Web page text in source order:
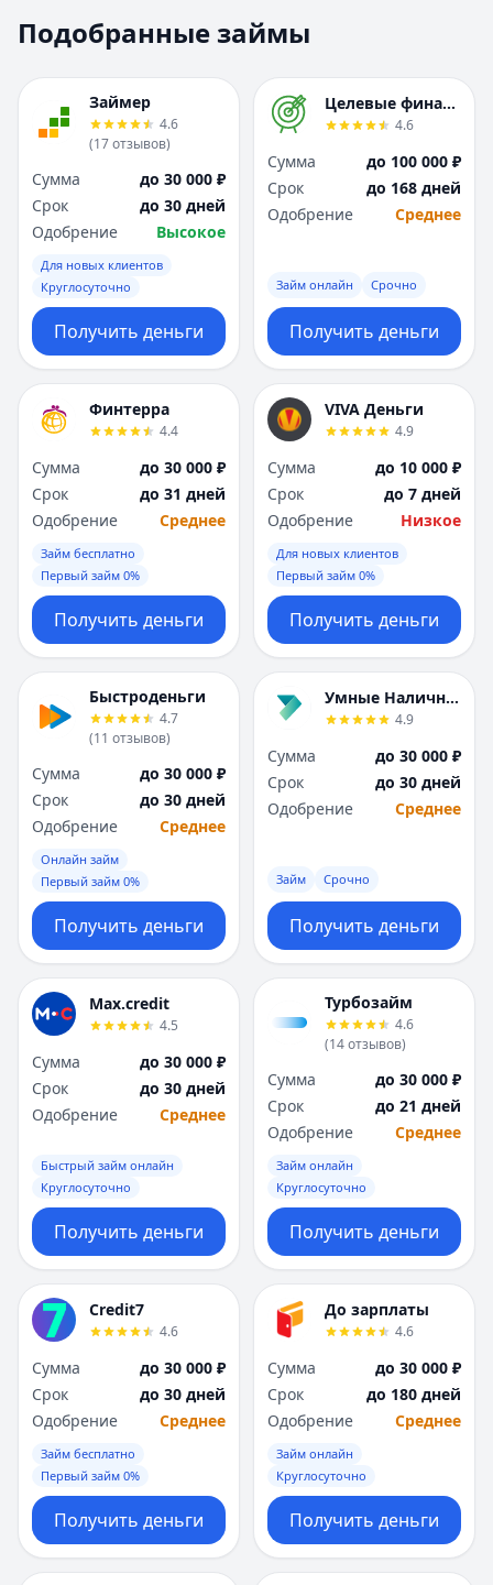
Набережные Челны
Нижний Новгород
Новокузнецк
Новосибирск
Омск
Пенза
Пермь
Р
Ростов-на-Дону
Рязань
С
Самара
Санкт-Петербург
Саратов
Севастополь
Сочи
Сургут
Т
Тверь
Тольятти
Томск
Тула
Ульяновск
Уфа
Ч
Чебоксары
Челябинск
Чита
Я
Ярославль
Вся Россия
Набережные
Нижний Новгород
Новокузнецк
Новосибирск
Омск
Оренбург
Пенза
Пермь
Р
Ростов-на-Дону
Рязань
С
Самара
Санкт-Петербург
Саратов
Севастополь
Сочи
Сургут
Т
Тверь
Тольятти
Томск
Тула
Ульяновск
Уфа
Ч
Чебоксары
Челябинск
Чита
Я
Ярославль
Вся Россия
Подобранные займы
Займер
4.6
(17отзывов)
Сумма
до 30 000 ₽
Срок
до 30 дней
Одобрение
Высокое
Для новых клиентов
Круглосуточно
Получить деньги
Целевые финансы
4.6
Сумма
до 100 000 ₽
Срок
до 168 дней
Одобрение
Среднее
Займ онлайн Срочно
Получить деньги
Финтерра
4.4
Сумма
до 30 000 ₽
Срок
до 31 дней
Одобрение
Среднее
Займ бесплатно
Первый займ 0%
Получить деньги
VIVA Деньги
4.9
Сумма
до 10 000 ₽
Срок
до 7 дней
Одобрение
Низкое
Для новых клиентов
Первый займ 0%
Получить деньги
Быстроденьги
4.7
(11 отзывов)
Сумма
до 30 000 ₽
Срок
до 30 дней
Одобрение
Среднее
Онлайн займ
Первый займ 0%
Получить деньги
Умные Наличные
4.9
Сумма
до 30 000 ₽
Срок
до 30 дней
Одобрение
Среднее
Займ Срочно
Получить деньги
Max.credit
4.5
Сумма
до 30 000 ₽
Срок
до 30 дней
Одобрение
Среднее
Быстрый займ онлайн
Круглосуточно
Получить деньги
Турбозайм
4.6
(14отзывов)
Сумма
до 30 000 ₽
Срок
до 21 дней
Одобрение
Среднее
Займ онлайн
Круглосуточно
Получить деньги
Credit7
4.6
Сумма
до 30 000 ₽
Срок
до 30 дней
Одобрение
Среднее
Займ бесплатно
Первый займ 0%
Получить деньги
До зарплаты
4.6
Сумма
до 30 000 ₽
Срок
до 180 дней
Одобрение
Среднее
Займ онлайн
Круглосуточно
Получить деньги